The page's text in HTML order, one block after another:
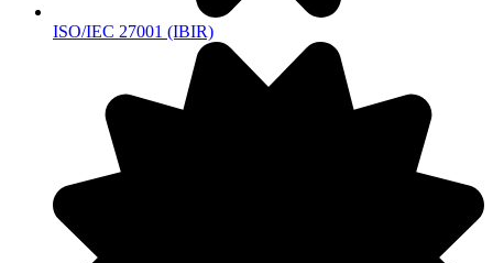
ISO/IEC 27001 (IBIR)